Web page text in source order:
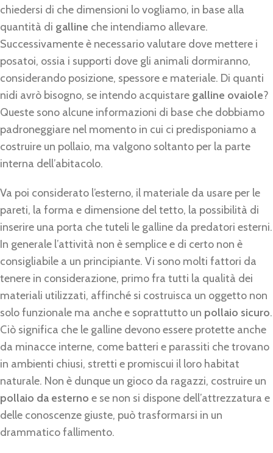
chiedersi di che dimensioni lo vogliamo, in base alla
quantità di galline che intendiamo allevare.
Successivamente è necessario valutare dove mettere i
posatoi, ossia i supporti dove gli animali dormiranno,
considerando posizione, spessore e materiale. Di quanti
nidi avrò bisogno, se intendo acquistare galline ovaiole?
Queste sono alcune informazioni di base che dobbiamo
padroneggiare nel momento in cui ci predisponiamo a
costruire un pollaio, ma valgono soltanto per la parte
interna dell’abitacolo.
Va poi considerato l’esterno, il materiale da usare per le
pareti, la forma e dimensione del tetto, la possibilità di
inserire una porta che tuteli le galline da predatori esterni.
In generale l’attività non è semplice e di certo non è
consigliabile a un principiante. Vi sono molti fattori da
tenere in considerazione, primo fra tutti la qualità dei
materiali utilizzati, affinché si costruisca un oggetto non
solo funzionale ma anche e soprattutto un pollaio sicuro.
Ciò significa che le galline devono essere protette anche
da minacce interne, come batteri e parassiti che trovano
in ambienti chiusi, stretti e promiscui il loro habitat
naturale. Non è dunque un gioco da ragazzi, costruire un
pollaio da esterno e se non si dispone dell’attrezzatura e
delle conoscenze giuste, può trasformarsi in un
drammatico fallimento.